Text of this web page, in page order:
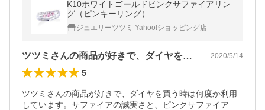
K10ホワイトゴールドピンクサファイアリン
グ（ピンキーリング）
ジュエリーツツミ Yahoo!ショッピング店
ツツミさんの商品が好きで、ダイヤを買う… 2020/5/14
5
ツツミさんの商品が好きで、ダイヤを買う時は何度か利用
しています。サファイアの誠実さと、ピンクサファイア